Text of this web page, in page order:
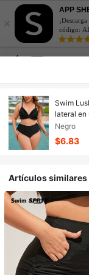
×
APP
código:
Swim
lateral en
Negro
$6.83
Artículos similares